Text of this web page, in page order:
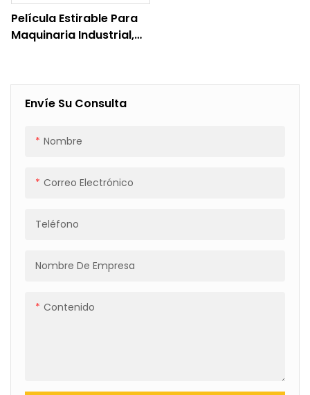
Envíe Su Consulta
Nombre
Correo Electrónico
Teléfono
Nombre De Empresa
Contenido
Película Estirable Para
Maquinaria Industrial,
Envíos Y Logística